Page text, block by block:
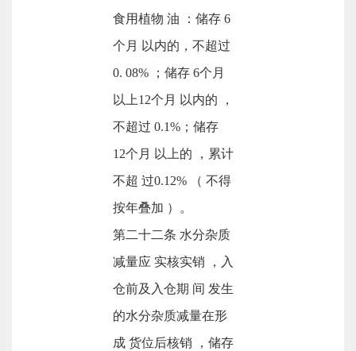
食用植物 油 ：储存 6
个月 以内的，不超过
0. 08% ；储存 6个月
以上12个月 以内的 ，
不超过 0.1%；储存
12个月 以上的 ，累计
不超 过0.12% （ 不得
按年叠加 ）。
第二十二条 水分杂质
减量应 实核实销 ，入
仓前及入仓期 间 发生
的水分杂质减量在形
成 货位后核销 ，储存